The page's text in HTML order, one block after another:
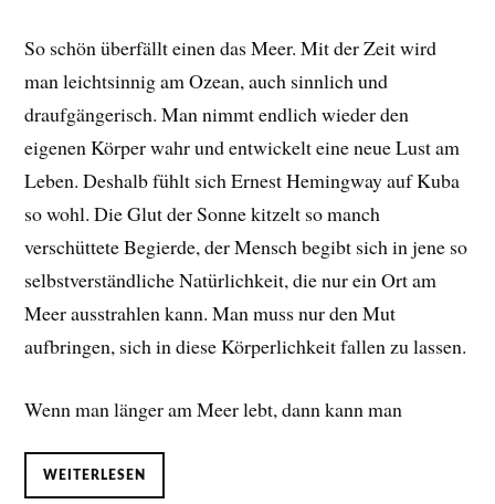
So schön überfällt einen das Meer. Mit der Zeit wird
man leichtsinnig am Ozean, auch sinnlich und
draufgängerisch. Man nimmt endlich wieder den
eigenen Körper wahr und entwickelt eine neue Lust am
Leben. Deshalb fühlt sich Ernest Hemingway auf Kuba
so wohl. Die Glut der Sonne kitzelt so manch
verschüttete Begierde, der Mensch begibt sich in jene so
selbstverständliche Natürlichkeit, die nur ein Ort am
Meer ausstrahlen kann. Man muss nur den Mut
aufbringen, sich in diese Körperlichkeit fallen zu lassen.
Wenn man länger am Meer lebt, dann kann man
WEITERLESEN